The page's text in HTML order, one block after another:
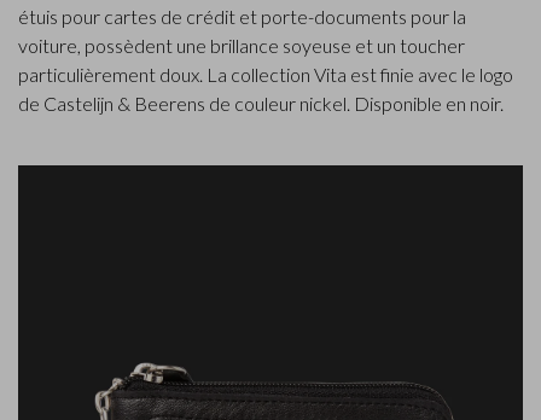
étuis pour cartes de crédit et porte-documents pour la
voiture, possèdent une brillance soyeuse et un toucher
particulièrement doux. La collection Vita est finie avec le logo
de Castelijn & Beerens de couleur nickel. Disponible en noir.